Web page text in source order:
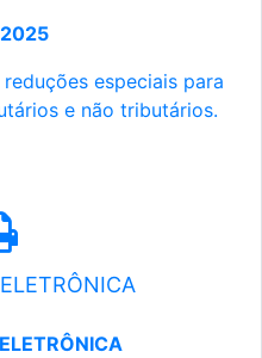
2025
especiais para
e não tributários.